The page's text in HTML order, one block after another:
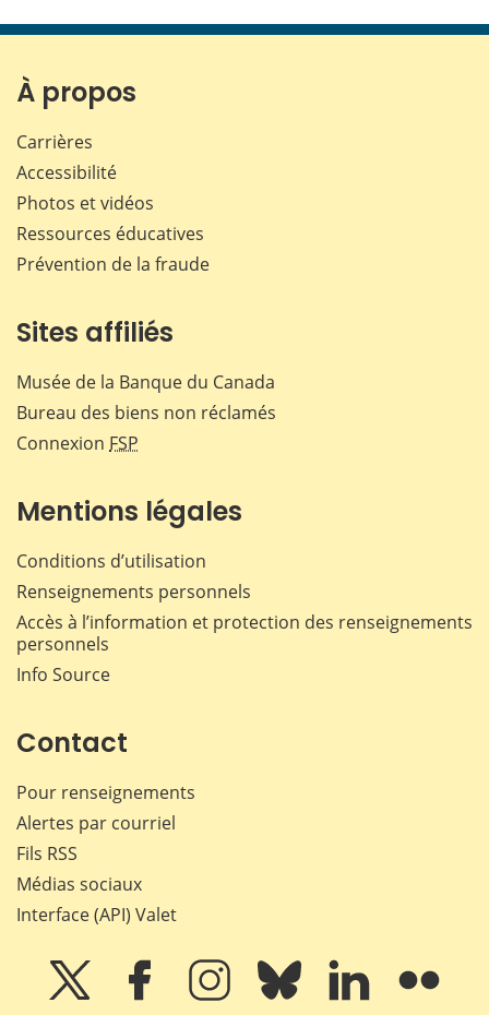
page page page page
À propos
Carrières
Accessibilité
Photos et vidéos
Ressources éducatives
Prévention de la fraude
Sites affiliés
Musée de la Banque du Canada
Bureau des biens non réclamés
Connexion FSP
Mentions légales
Conditions d’utilisation
Renseignements personnels
Accès à l’information et protection des renseignements
personnels
Info Source
Contact
Pour renseignements
Alertes par courriel
Fils RSS
Médias sociaux
Interface (API) Valet